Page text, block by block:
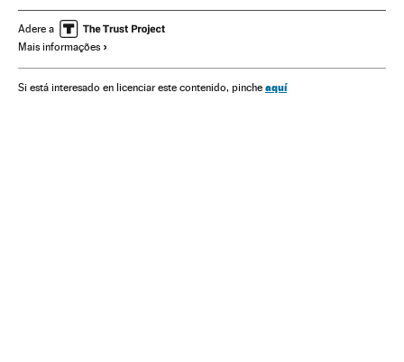
Cinema fantástico Mortes
Adere a
Mais informações
Si está interesado en licenciar este contenido, pinche aquí